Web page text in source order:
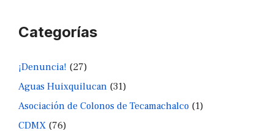
Categorías
¡Denuncia! (27)
Aguas Huixquilucan (31)
Asociación de Colonos de Tecamachalco (1)
CDMX (76)